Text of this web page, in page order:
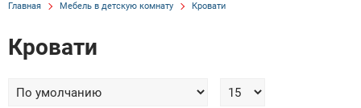
Главная Мебель в детскую комнату Кровати
Кровати